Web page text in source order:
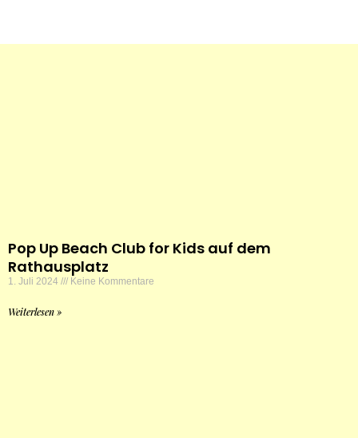
Pop Up Beach Club for Kids auf dem
Rathausplatz
1. Juli 2024 Keine Kommentare
Weiterlesen »